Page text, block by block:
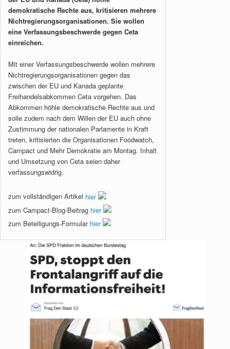
demokratische Rechte aus, kritisieren mehrere
Nichtregierungsorganisationen. Sie wollen
eine Verfassungsbeschwerde gegen Ceta
einreichen.
Mit einer Verfassungsbeschwerde wollen mehrere
Nichtregierungsorganisationen gegen das
zwischen der EU und Kanada geplante
Freihandelsabkommen Ceta vorgehen. Das
Abkommen höhle demokratische Rechte aus und
solle zudem nach dem Willen der EU auch ohne
Zustimmung der nationalen Parlamente in Kraft
treten, kritisierten die Organisationen Foodwatch,
Campact und Mehr Demokratie am Montag. Inhalt
und Umsetzung von Ceta seien daher
verfassungswidrig.
zum vollständigen Artikel hier
zum Campact-Blog-Beitrag hier
zum Beteiligungs-Formular hier